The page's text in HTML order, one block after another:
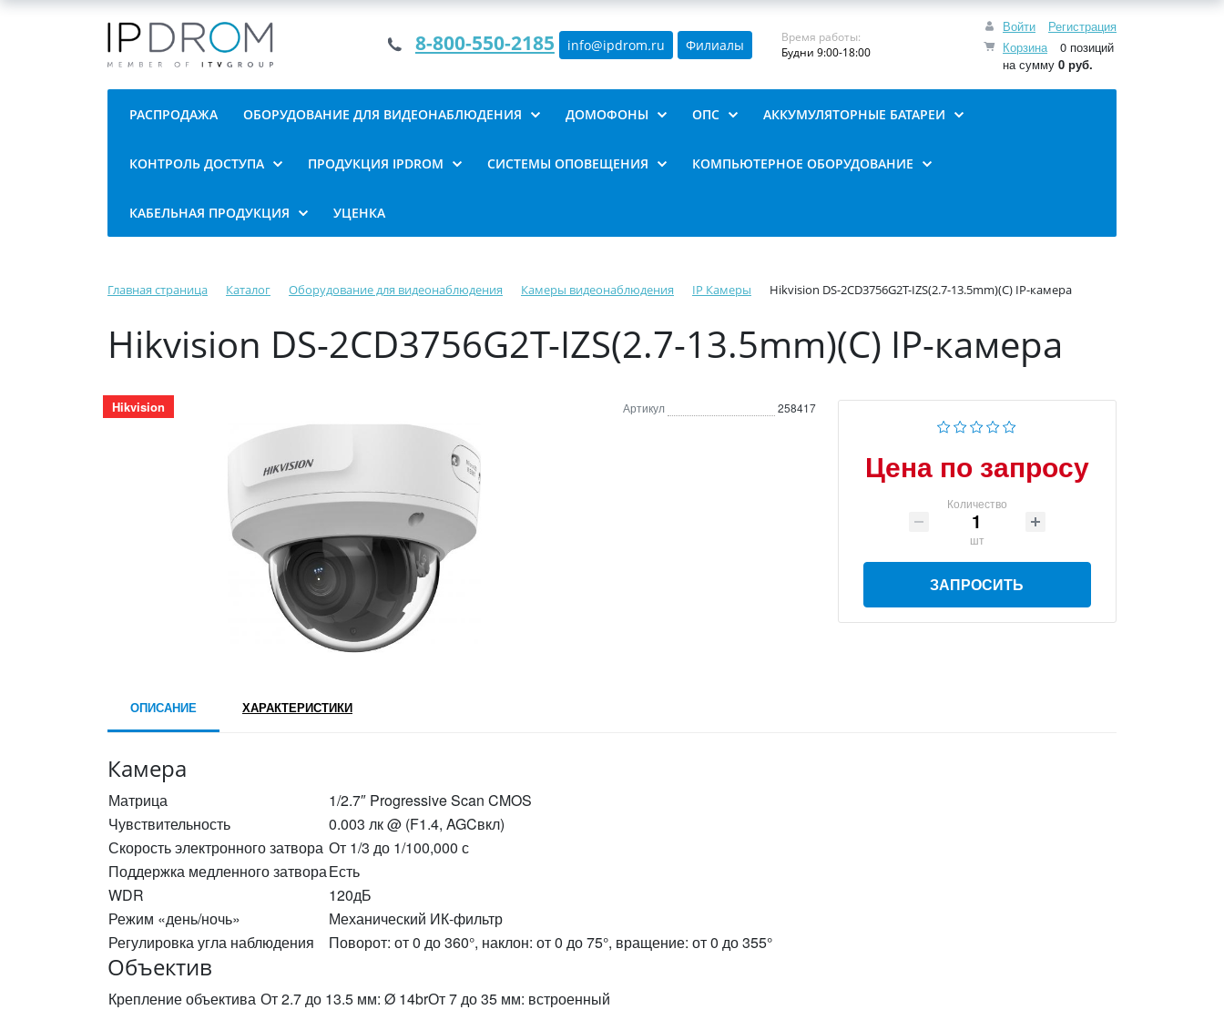
Войти
Регистрация
Корзина
0 позиций
на сумму 0 руб.
8-800-550-2185 info@ipdrom.ru Филиалы
Время работы:
Будни 9:00-18:00
РАСПРОДАЖА ОБОРУДОВАНИЕ ДЛЯ ВИДЕОНАБЛЮДЕНИЯ ДОМОФОНЫ ОПС АККУМУЛЯТОРНЫЕ БАТАРЕИ
КОНТРОЛЬ ДОСТУПА ПРОДУКЦИЯ IPDROM СИСТЕМЫ ОПОВЕЩЕНИЯ КОМПЬЮТЕРНОЕ ОБОРУДОВАНИЕ
КАБЕЛЬНАЯ ПРОДУКЦИЯ УЦЕНКА
Главная страница Каталог Оборудование для видеонаблюдения Камеры видеонаблюдения IP Камеры Hikvision DS-2CD3756G2T-IZS(2.7-13.5mm)(C) IP-камера
Hikvision DS-2CD3756G2T-IZS(2.7-13.5mm)(C) IP-камера
Hikvision Артикул 258417
Цена по запросу
Количество
шт
ЗАПРОСИТЬ
ОПИСАНИЕ ХАРАКТЕРИСТИКИ
Камера
Матрица
1/2.7″ Progressive Scan CMOS
Чувствительность
0.003 лк @ (F1.4, AGCвкл)
Скорость электронного затвора От 1/3 до 1/100,000 с
Поддержка медленного затвораЕсть
WDR
120дБ
Режим «день/ночь»
Механический ИК-фильтр
Регулировка угла наблюдения
Поворот: от 0 до 360°, наклон: от 0 до 75°, вращение: от 0 до 355°
Объектив
Крепление объектива От 2.7 до 13.5 мм: Ø 14brОт 7 до 35 мм: встроенный